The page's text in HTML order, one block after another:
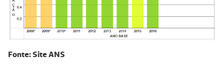
Fonte: Site ANS